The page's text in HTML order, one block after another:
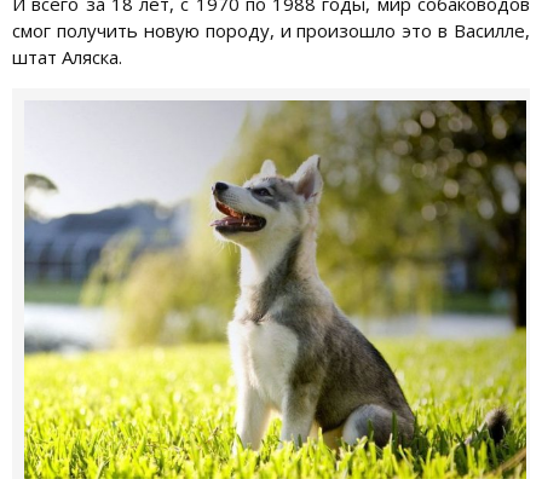
смог получить новую породу, и произошло это в Василле,
штат Аляска.